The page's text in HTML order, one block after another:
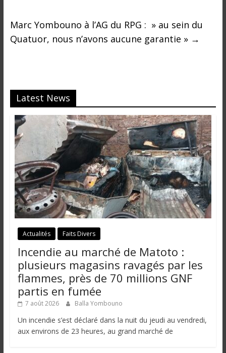
Marc Yombouno à l’AG du RPG : » au sein du
Quatuor, nous n’avons aucune garantie » →
Latest News
Actualités Faits Divers
Incendie au marché de Matoto :
plusieurs magasins ravagés par les
flammes, près de 70 millions GNF
partis en fumée
7 août 2026 Balla Yombouno
Un incendie s’est déclaré dans la nuit du jeudi au vendredi,
aux environs de 23 heures, au grand marché de